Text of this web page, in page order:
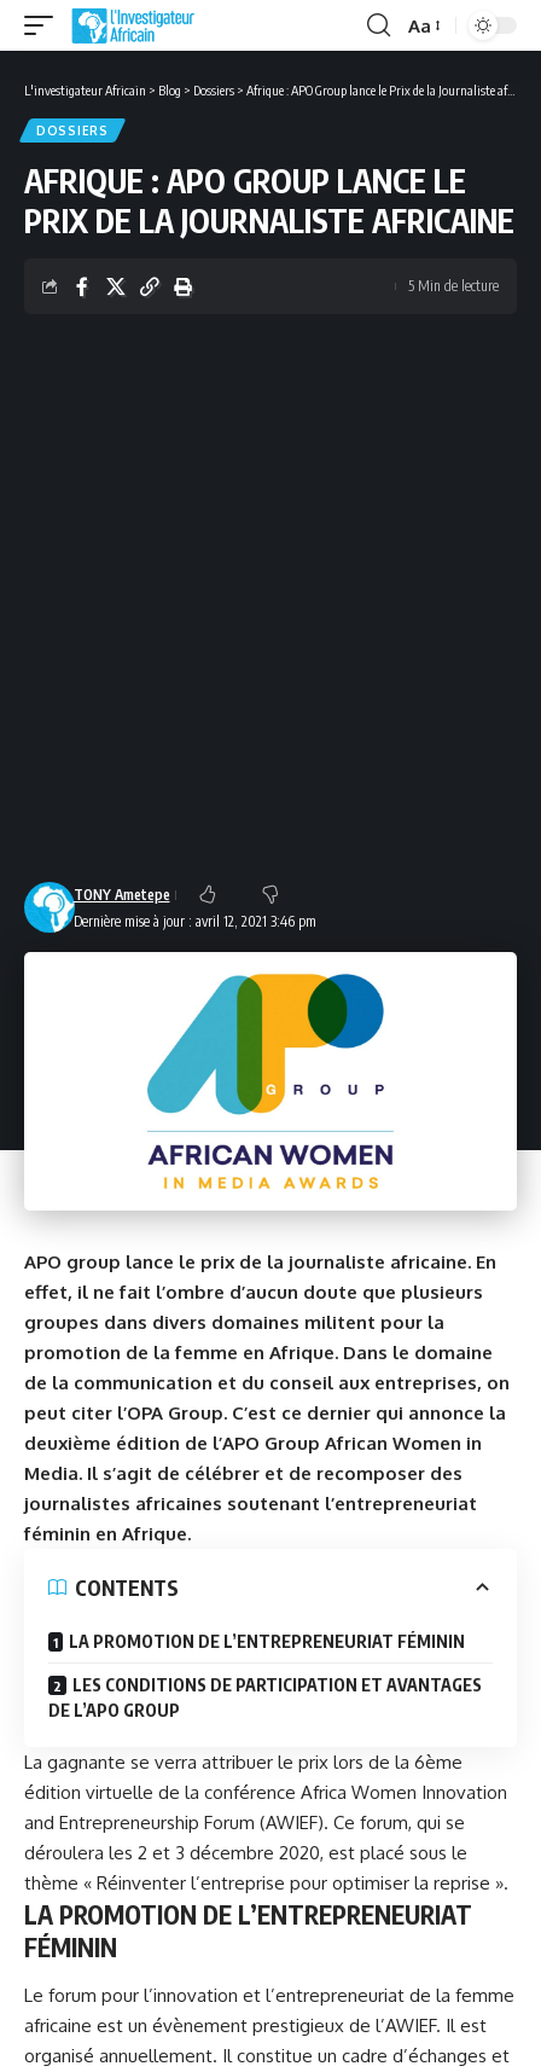
Font
Aa
L'investigateur Africain > Blog > Dossiers > Afrique : APO Group lance le Prix de la Journaliste africaine
DOSSIERS
AFRIQUE : APO GROUP LANCE LE
PRIX DE LA JOURNALISTE AFRICAINE
Dernière mise à jour : avril 12, 2021 3:46 pm
TONY Ametepe
5 Min de lecture
APO group lance le prix de la journaliste africaine. En
effet, il ne fait l’ombre d’aucun doute que plusieurs
groupes dans divers domaines militent pour la
promotion de la femme en Afrique. Dans le domaine
de la communication et du conseil aux entreprises, on
peut citer l’OPA Group. C’est ce dernier qui annonce la
deuxième édition de l’APO Group African Women in
Media. Il s’agit de célébrer et de recomposer des
journalistes africaines soutenant l’entrepreneuriat
féminin en Afrique.
CONTENTS
LA PROMOTION DE L’ENTREPRENEURIAT FÉMININ
LES CONDITIONS DE PARTICIPATION ET AVANTAGES
DE L’APO GROUP
La gagnante se verra attribuer le prix lors de la 6ème
édition virtuelle de la conférence Africa Women Innovation
and Entrepreneurship Forum (AWIEF). Ce forum, qui se
déroulera les 2 et 3 décembre 2020, est placé sous le
thème « Réinventer l’entreprise pour optimiser la reprise ».
LA PROMOTION DE L’ENTREPRENEURIAT
FÉMININ
Le forum pour l’innovation et l’entrepreneuriat de la femme
africaine est un évènement prestigieux de l’AWIEF. Il est
organisé annuellement. Il constitue un cadre d’échanges et